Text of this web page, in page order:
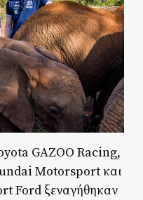
GAZOO Racing,
Motorsport και
Ford ξεναγήθηκαν